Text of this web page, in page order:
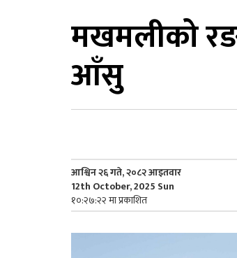
मखमलीको
आँसु
आश्विन २६ गते, २०८२ आइतवार
12th October, 2025 Sun
१०:२७:२२ मा प्रकाशित